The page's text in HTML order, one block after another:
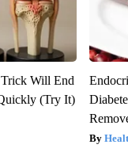
Will End
(Try It)